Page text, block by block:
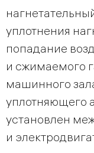
уплотнения
попадание
и сжимаемого
машинного
уплотняющего
установлен
и